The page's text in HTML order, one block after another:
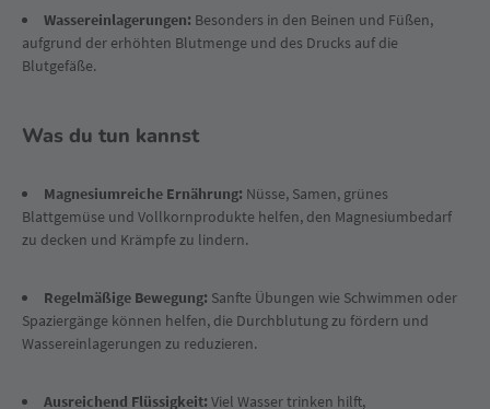
Wassereinlagerungen: Besonders in den Beinen und Füßen,
aufgrund der erhöhten Blutmenge und des Drucks auf die
Blutgefäße.
Was du tun kannst
Magnesiumreiche Ernährung: Nüsse, Samen, grünes
Blattgemüse und Vollkornprodukte helfen, den Magnesiumbedarf
zu decken und Krämpfe zu lindern.
Regelmäßige Bewegung: Sanfte Übungen wie Schwimmen oder
Spaziergänge können helfen, die Durchblutung zu fördern und
Wassereinlagerungen zu reduzieren.
Ausreichend Flüssigkeit: Viel Wasser trinken hilft,